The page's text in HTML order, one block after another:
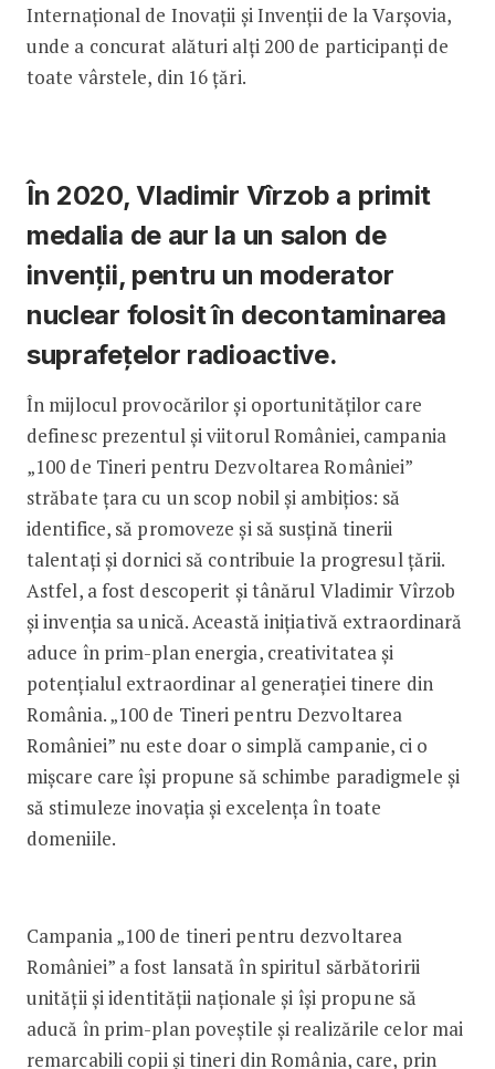
Internațional de Inovații și Invenții de la Varșovia,
unde a concurat alături alți 200 de participanți de
toate vârstele, din 16 țări.
În 2020, Vladimir Vîrzob a primit
medalia de aur la un salon de
invenții, pentru un moderator
nuclear folosit în decontaminarea
suprafețelor radioactive.
În mijlocul provocărilor și oportunităților care
definesc prezentul și viitorul României, campania
„100 de Tineri pentru Dezvoltarea României”
străbate țara cu un scop nobil și ambițios: să
identifice, să promoveze și să susțină tinerii
talentați și dornici să contribuie la progresul țării.
Astfel, a fost descoperit și tânărul Vladimir Vîrzob
și invenția sa unică. Această inițiativă extraordinară
aduce în prim-plan energia, creativitatea și
potențialul extraordinar al generației tinere din
România. „100 de Tineri pentru Dezvoltarea
României” nu este doar o simplă campanie, ci o
mișcare care își propune să schimbe paradigmele și
să stimuleze inovația și excelența în toate
domeniile.
Campania „100 de tineri pentru dezvoltarea
României” a fost lansată în spiritul sărbătoririi
unității și identității naționale și își propune să
aducă în prim-plan poveștile și realizările celor mai
remarcabili copii și tineri din România, care, prin